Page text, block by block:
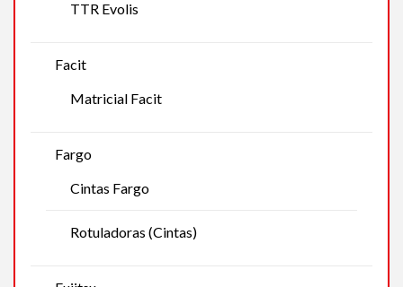
TTR Evolis
Facit
Matricial Facit
Fargo
Cintas Fargo
Rotuladoras (Cintas)